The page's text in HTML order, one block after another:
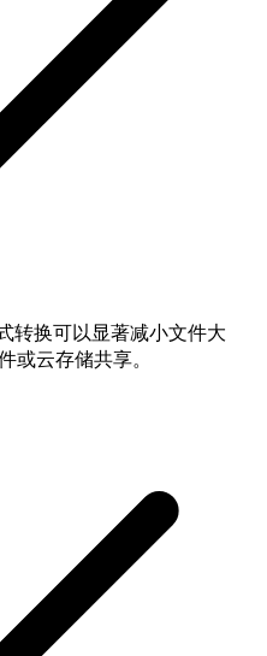
换可以显著减小文件大
或云存储共享。